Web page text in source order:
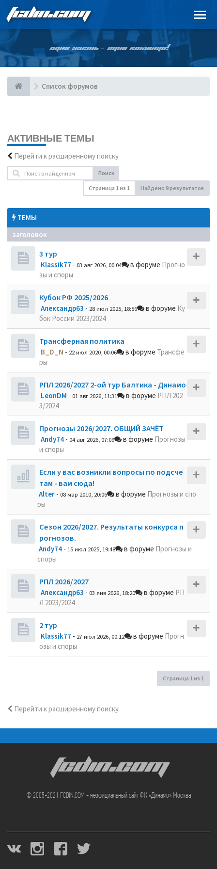
FCDIN.COM
ОДНА ЖИЗНЬ – ОДНА КОМАНДА!
Список форумов
АКТИВНЫЕ ТЕМЫ
Перейти к расширенному поиску
Поиск
Страница 1из 1 Найдено 9 результатов
ТЕМЫ
заголовок
3 тур
Klassik77 - 03 авг 2026, 00:04 в форуме Прогно
зы и споры
Кубок РФ 2025/2026
Александр63 - 28 июл 2025, 18:56 в форуме Ку
бок России 2023/2024
Трансферная политика
B_D_N - 22 июл 2020, 00:06 в форуме Трансфе
ры
РПЛ 2026/2027 2-ой тур Балтика - Динамо
LeonDM - 01 авг 2026, 11:31 в форуме РПЛ 202
3/2024
Прогнозы 2026/2027. ОБЩИЙ ЗАЧЁТ
Andy74 - 04 авг 2026, 07:09 в форуме Прогнозы
и споры
Если у вас возникли вопросы по подсче
там - вам сюда!
Alter - 08 мар 2010, 20:06 в форуме Прогнозы и спо
ры
Сезон 2026/2027. Результаты конкурса п
рогнозов.
Andy74 - 15 июл 2025, 19:48 в форуме Прогнозы и
споры
РПЛ 2026/2027
Александр63 - 03 янв 2026, 18:20 в форуме РП
Л 2023/2024
2 тур
Klassik77 - 27 июл 2026, 00:12 в форуме Прогн
озы и споры
Страница 1из 1
Перейти к расширенному поиску
FCDIN.COM
© 2005-2021 FCDIN.COM - неофициальный сайт ФК «Динамо» Москва